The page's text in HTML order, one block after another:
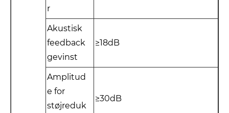
r
Akustisk
feedback
gevinst
≥18dB
Amplitud
e for
støjreduk
≥30dB